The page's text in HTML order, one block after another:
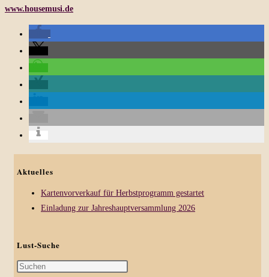
www.housemusi.de
Aktuelles
Kartenvorverkauf für Herbstprogramm gestartet
Einladung zur Jahreshauptversammlung 2026
Lust-Suche